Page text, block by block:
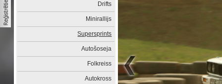
Drifts
Minirallijs
Supersprints
Autošoseja
Folkreiss
Autokross